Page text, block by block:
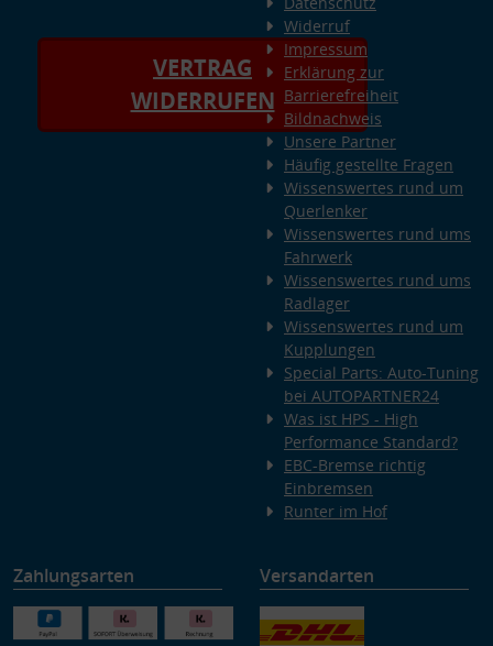
VERTRAG
WIDERRUFEN
Widerruf
Impressum
Erklärung zur
Barrierefreiheit
Bildnachweis
Unsere Partner
Häufig gestellte Fragen
Wissenswertes rund um
Querlenker
Wissenswertes rund ums
Fahrwerk
Wissenswertes rund ums
Radlager
Wissenswertes rund um
Kupplungen
Special Parts: Auto-Tuning
bei AUTOPARTNER24
Was ist HPS - High
Performance Standard?
EBC-Bremse richtig
Einbremsen
Runter im Hof
Zahlungsarten Versandarten